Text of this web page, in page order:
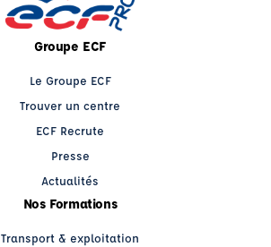
Groupe ECF
Le Groupe ECF
Trouver un centre
ECF Recrute
Presse
Actualités
Nos Formations
Transport & exploitation